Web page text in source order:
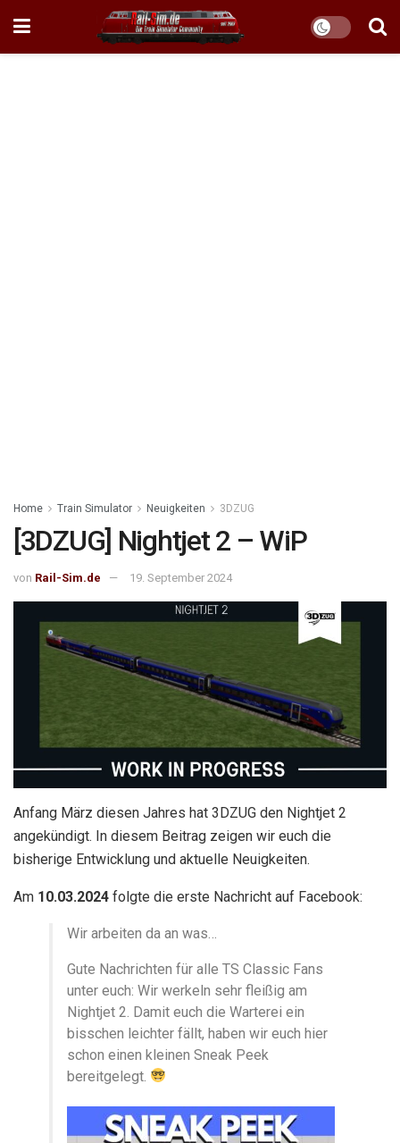
Home Train Simulator Neuigkeiten 3DZUG
[3DZUG] Nightjet 2 – WiP
von Rail-Sim.de 19. September 2024
Anfang März diesen Jahres hat 3DZUG den Nightjet 2
angekündigt. In diesem Beitrag zeigen wir euch die
bisherige Entwicklung und aktuelle Neuigkeiten.
Am 10.03.2024 folgte die erste Nachricht auf Facebook:
Wir arbeiten da an was…
Gute Nachrichten für alle TS Classic Fans
unter euch: Wir werkeln sehr fleißig am
Nightjet 2. Damit euch die Warterei ein
bisschen leichter fällt, haben wir euch hier
schon einen kleinen Sneak Peek
bereitgelegt.